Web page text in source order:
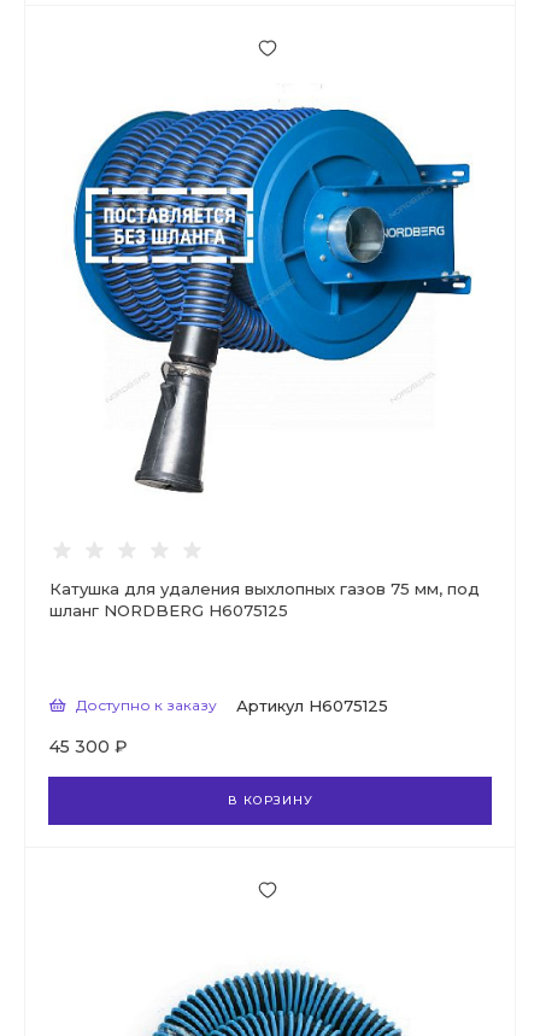
Катушка для удаления выхлопных газов 75 мм, под
шланг NORDBERG H6075125
Доступно к заказу Артикул H6075125
45 300 ₽
В КОРЗИНУ